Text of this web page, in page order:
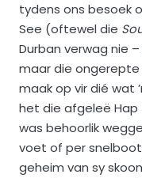
tydens ons besoek
See (oftewel die
Durban verwag nie
maar die ongerepte
maak op vir dié wat
het die afgeleë Hap
was behoorlik
voet of per
geheim van sy